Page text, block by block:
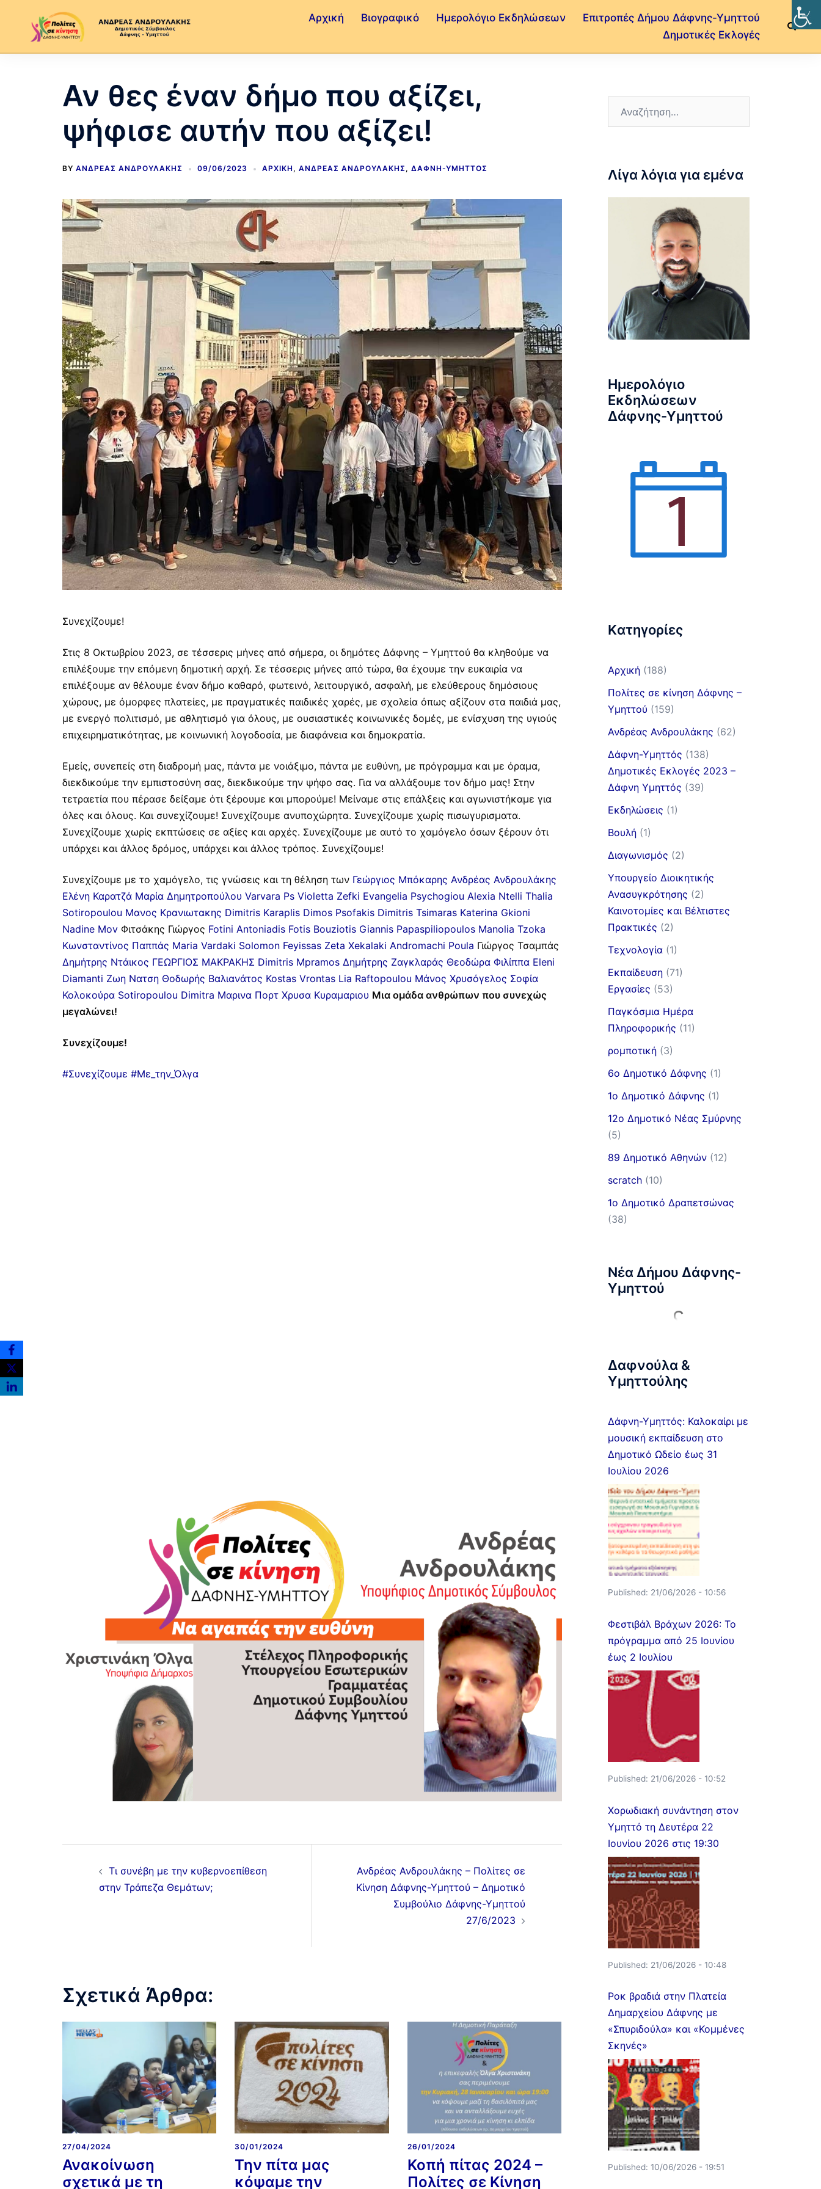
Αρχική Βιογραφικό Ημερολόγιο Εκδηλώσεων
Επιτροπές Δήμου Δάφνης-Υμηττού
Δημοτικές Εκλογές
Αν θες έναν δήμο που αξίζει,
ψήφισε αυτήν που αξίζει!
BY ΑΝΔΡΈΑΣ ΑΝΔΡΟΥΛΆΚΗΣ 09/06/2023 ΑΡΧΙΚΉ , ΑΝΔΡΈΑΣ ΑΝΔΡΟΥΛΆΚΗΣ , ΔΆΦΝΗ-ΥΜΗΤΤΌΣ
Συνεχίζουμε!
Στις 8 Οκτωβρίου 2023, σε τέσσερις μήνες από σήμερα, οι δημότες Δάφνης – Υμηττού θα κληθούμε να
επιλέξουμε την επόμενη δημοτική αρχή. Σε τέσσερις μήνες από τώρα, θα έχουμε την ευκαιρία να
επιλέξουμε αν θέλουμε έναν δήμο καθαρό, φωτεινό, λειτουργικό, ασφαλή, με ελεύθερους δημόσιους
χώρους, με όμορφες πλατείες, με πραγματικές παιδικές χαρές, με σχολεία όπως αξίζουν στα παιδιά μας,
με ενεργό πολιτισμό, με αθλητισμό για όλους, με ουσιαστικές κοινωνικές δομές, με ενίσχυση της υγιούς
επιχειρηματικότητας, με κοινωνική λογοδοσία, με διαφάνεια και δημοκρατία.
Εμείς, συνεπείς στη διαδρομή μας, πάντα με νοιάξιμο, πάντα με ευθύνη, με πρόγραμμα και με όραμα,
διεκδικούμε την εμπιστοσύνη σας, διεκδικούμε την ψήφο σας. Για να αλλάξουμε τον δήμο μας! Στην
τετραετία που πέρασε δείξαμε ότι ξέρουμε και μπορούμε! Μείναμε στις επάλξεις και αγωνιστήκαμε για
όλες και όλους. Και συνεχίζουμε! Συνεχίζουμε ανυποχώρητα. Συνεχίζουμε χωρίς πισωγυρισματα.
Συνεχίζουμε χωρίς εκπτώσεις σε αξίες και αρχές. Συνεχίζουμε με αυτό το χαμόγελο όσων ξέρουν ότι
υπάρχει και άλλος δρόμος, υπάρχει και άλλος τρόπος. Συνεχίζουμε!
Συνεχίζουμε με το χαμόγελο, τις γνώσεις και τη θέληση των Γεώργιος Μπόκαρης Ανδρέας Ανδρουλάκης
Ελένη Καρατζά Μαρία Δημητροπούλου Varvara Ps Violetta Zefki Evangelia Psychogiou Alexia Ntelli Thalia
Sotiropoulou Μανος Κρανιωτακης Dimitris Karaplis Dimos Psofakis Dimitris Tsimaras Katerina Gkioni
Nadine Mov Φιτσάκης Γιώργος Fotini Antoniadis Fotis Bouziotis Giannis Papaspiliopoulos Manolia Tzoka
Κωνσταντίνος Παππάς Maria Vardaki Solomon Feyissas Zeta Xekalaki Andromachi Poula Γιώργος Τσαμπάς
Δημήτρης Ντάικος ΓΕΩΡΓΙΟΣ ΜΑΚΡΑΚΗΣ Dimitris Mpramos Δημήτρης Ζαγκλαράς Θεοδώρα Φιλίππα Eleni
Diamanti Ζωη Νατση Θοδωρής Βαλιανάτος Kostas Vrontas Lia Raftopoulou Μάνος Χρυσόγελος Σοφία
Κολοκούρα Sotiropoulou Dimitra Μαρινα Πορτ Χρυσα Κυραμαριου Μια ομάδα ανθρώπων που συνεχώς
μεγαλώνει!
Συνεχίζουμε!
#Συνεχίζουμε #Με_την_Όλγα
Τι συνέβη με την κυβερνοεπίθεση
στην Τράπεζα Θεμάτων;
Ανδρέας Ανδρουλάκης – Πολίτες σε
Κίνηση Δάφνης-Υμηττού – Δημοτικό
Συμβούλιο Δάφνης-Υμηττού
27/6/2023
Σχετικά Άρθρα:
27/04/2024
Ανακοίνωση
σχετικά με τη
30/01/2024
Την πίτα μας
κόψαμε την
26/01/2024
Κοπή πίτας 2024 –
Πολίτες σε Κίνηση
Λίγα λόγια για εμένα
Ημερολόγιο
Εκδηλώσεων
Δάφνης-Υμηττού
Kατηγορίες
Αρχική(188)
Πολίτες σε κίνηση Δάφνης –
Υμηττού (159)
Ανδρέας Ανδρουλάκης (62)
Δάφνη-Υμηττός (138)
Δημοτικές Εκλογές 2023 –
Δάφνη Υμηττός (39)
Εκδηλώσεις (1)
Βουλή(1)
Διαγωνισμός (2)
Υπουργείο Διοικητικής
Ανασυγκρότησης (2)
Καινοτομίες και Βέλτιστες
Πρακτικές (2)
Τεχνολογία(1)
Εκπαίδευση(71)
Εργασίες (53)
Παγκόσμια Ημέρα
Πληροφορικής (11)
ρομποτική(3)
6ο Δημοτικό Δάφνης (1)
1ο Δημοτικό Δάφνης (1)
12ο Δημοτικό Νέας Σμύρνης
(5)
89 Δημοτικό Αθηνών(12)
scratch(10)
1ο Δημοτικό Δραπετσώνας
(38)
Νέα Δήμου Δάφνης-
Υμηττού
Δαφνούλα &
Υμηττούλης
Δάφνη-Υμηττός: Καλοκαίρι με
μουσική εκπαίδευση στο
Δημοτικό Ωδείο έως 31
Ιουλίου 2026
Published: 21/06/2026 - 10:56
Φεστιβάλ Βράχων 2026: Το
πρόγραμμα από 25 Ιουνίου
έως 2 Ιουλίου
Published: 21/06/2026 - 10:52
Χορωδιακή συνάντηση στον
Υμηττό τη Δευτέρα 22
Ιουνίου 2026 στις 19:30
Published: 21/06/2026 - 10:48
Ροκ βραδιά στην Πλατεία
Δημαρχείου Δάφνης με
«Σπυριδούλα» και «Κομμένες
Σκηνές»
Published: 10/06/2026 - 19:51